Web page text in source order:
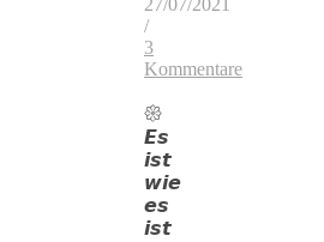
27/07/2021
/
3
Kommentare
𑁍
𝙀𝙨
𝙞𝙨𝙩
𝙬𝙞𝙚
𝙚𝙨
𝙞𝙨𝙩